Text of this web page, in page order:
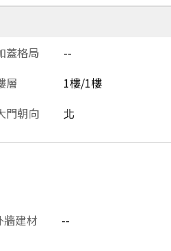
蓋格局 --
層 1樓/1樓
門朝向 北
牆建材 --